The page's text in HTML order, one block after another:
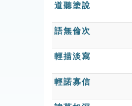
道聽塗說
語無倫次
輕描淡寫
輕諾寡信